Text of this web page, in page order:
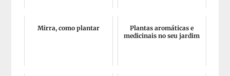
Mirra, como plantar
Plantas aromáticas e
medicinais no seu jardim